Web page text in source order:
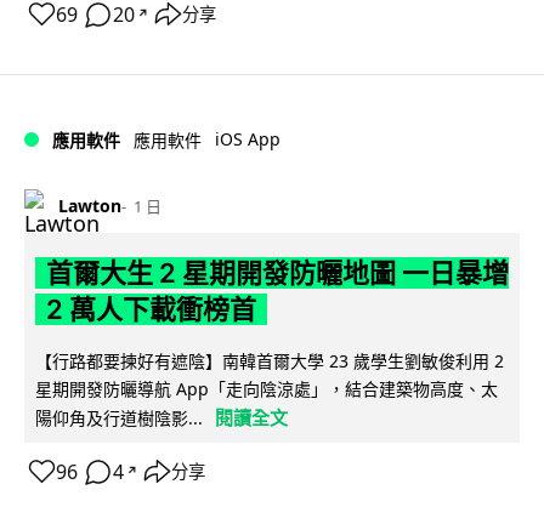
69 20 ↗ 分享
應用軟件 應用軟件 iOS App
Lawton 1 日
首爾大生 2 星期開發防曬地圖 一日暴增
2 萬人下載衝榜首
【行路都要揀好有遮陰】南韓首爾大學 23 歲學生劉敏俊利用 2
星期開發防曬導航 App「走向陰涼處」，結合建築物高度、太
陽仰角及行道樹陰影...
閱讀全文
96 4 ↗ 分享